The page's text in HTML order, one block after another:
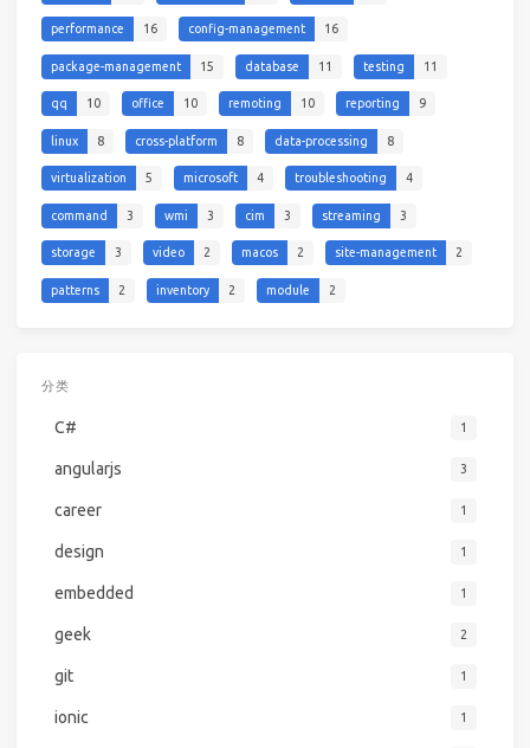
performance 16 config-management 16
package-management 15 database 11 testing 11
qq 10 office 10 remoting 10 reporting 9
linux 8 cross-platform 8 data-processing 8
virtualization 5 microsoft 4 troubleshooting 4
command 3 wmi 3 cim 3 streaming 3
storage 3 video 2 macos 2 site-management 2
patterns 2 inventory 2 module 2
分类
C# 1
angularjs 3
career 1
design 1
embedded 1
geek 2
git 1
ionic 1